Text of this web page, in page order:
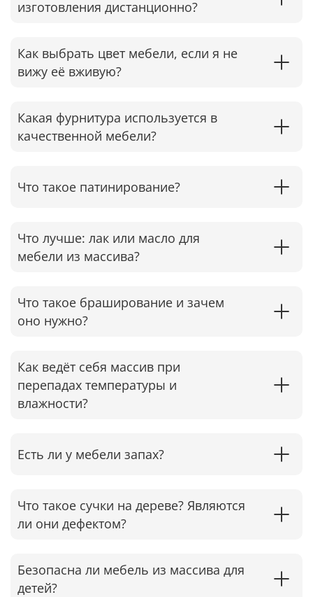
изготовления дистанционно?
Как выбрать цвет мебели, если я не
вижу её вживую?
Какая фурнитура используется в
качественной мебели?
Что такое патинирование?
Что лучше: лак или масло для
мебели из массива?
Что такое браширование и зачем
оно нужно?
Как ведёт себя массив при
перепадах температуры и
влажности?
Есть ли у мебели запах?
Что такое сучки на дереве? Являются
ли они дефектом?
Безопасна ли мебель из массива для
детей?